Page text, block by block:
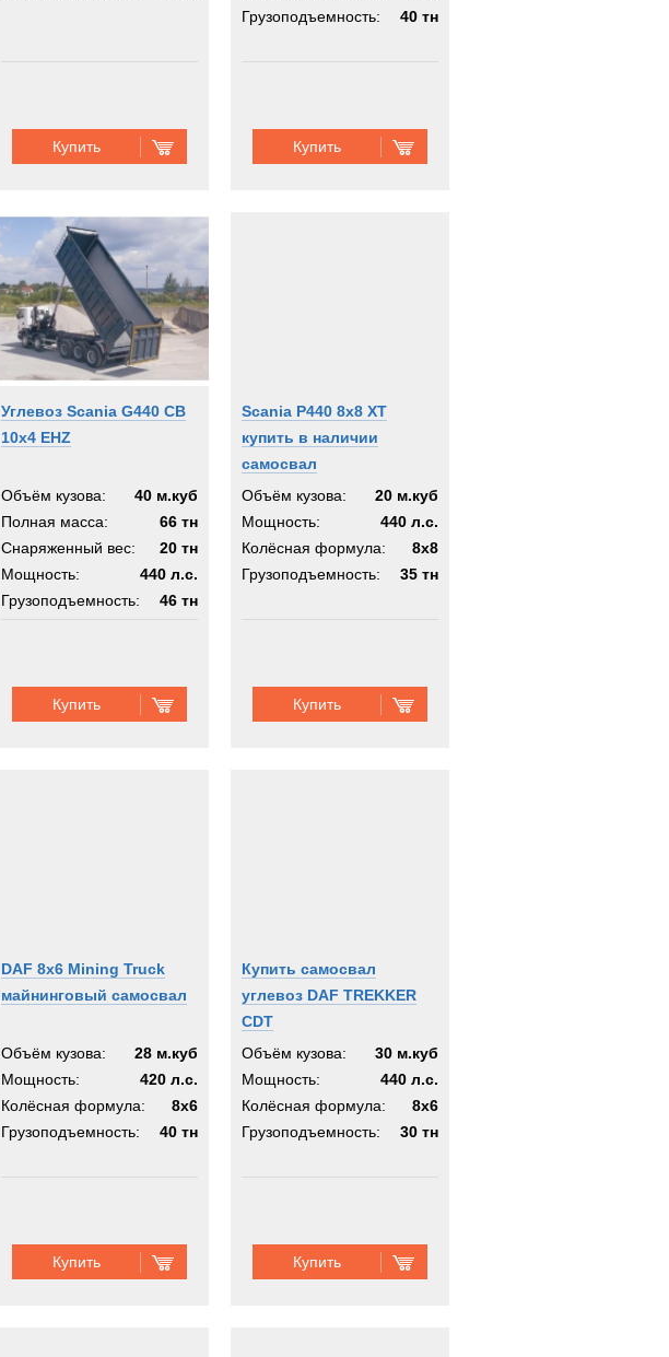
Купить
Грузоподъемность:
40 тн
Купить
Углевоз Scania G440 CB
10x4 EHZ
Объём кузова:
40 м.куб
Полная масса:
66 тн
Снаряженный вес:
20 тн
Мощность:
440 л.с.
Грузоподъемность:
46 тн
Купить
Scania P440 8x8 XT
купить в наличии
самосвал
Объём кузова:
20 м.куб
Мощность:
440 л.с.
Колёсная формула:
8x8
Грузоподъемность:
35 тн
Купить
DAF 8x6 Mining Truck
майнинговый самосвал
Объём кузова:
28 м.куб
Мощность:
420 л.с.
Колёсная формула:
8x6
Грузоподъемность:
40 тн
Купить
Купить самосвал
углевоз DAF TREKKER
CDT
Объём кузова:
30 м.куб
Мощность:
440 л.с.
Колёсная формула:
8x6
Грузоподъемность:
30 тн
Купить